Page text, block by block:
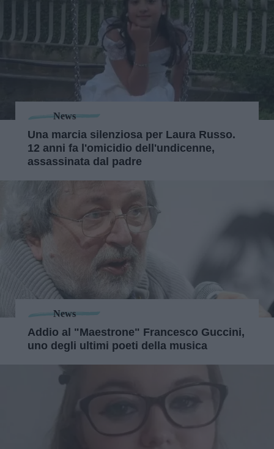
News
Una marcia silenziosa per Laura Russo.
12 anni fa l'omicidio dell'undicenne,
assassinata dal padre
News
Addio al "Maestrone" Francesco Guccini,
uno degli ultimi poeti della musica